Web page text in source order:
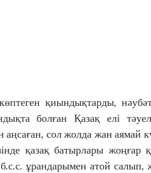
қиындықтарды,
болған Қазақ елі
аңсаған, сол жолда жан
қазақ батырлары жоңғар
ұрандарымен атой